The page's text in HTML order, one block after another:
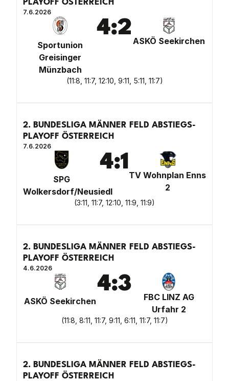
PLAYOFF ÖSTERREICH
7.6.2026
Sportunion
Greisinger
Münzbach
4:2
ASKÖ Seekirchen
(11:8, 11:7, 12:10, 9:11, 5:11, 11:7)
2. BUNDESLIGA MÄNNER FELD ABSTIEGS-
PLAYOFF ÖSTERREICH
7.6.2026
SPG
Wolkersdorf/Neusiedl
4:1
TV Wohnplan Enns
2
(3:11, 11:7, 12:10, 11:9, 11:9)
2. BUNDESLIGA MÄNNER FELD ABSTIEGS-
PLAYOFF ÖSTERREICH
4.6.2026
ASKÖ Seekirchen
4:3
FBC LINZ AG
Urfahr 2
(11:8, 8:11, 11:7, 9:11, 6:11, 11:7, 11:7)
2. BUNDESLIGA MÄNNER FELD ABSTIEGS-
PLAYOFF ÖSTERREICH